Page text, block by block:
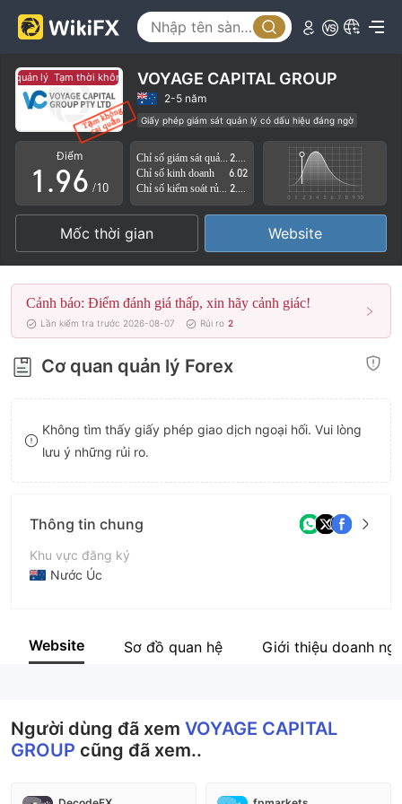
quản lý Tạm thời không có giám sát quản lýVOYAGE CAPITAL GROUP
2-5 năm
Giấy phép giám sát quản lý có dấu hiệu đáng ngờ
Lĩnh vực nghiệp vụ đáng ngờ
Nguy cơ rủi ro cao
Điểm
0
1
2
3
4
5
6
7
8
9
.
5
6
7
8
9
2
3
4
5
6
7
8
9
/10
Chỉ số kinh doanh
6.02
Mốc thời gian Website
Cảnh báo: Điểm đánh giá thấp, xin hãy cảnh giác!
Lần kiểm tra trước 2026-08-07 Rủi ro 2
Cơ quan quản lý Forex
Không tìm thấy giấy phép giao dịch ngoại hối. Vui lòng
lưu ý những rủi ro.
Thông tin chung
Khu vực đăng ký
Nước Úc
Tên công ty
Website Sơ đồ quan hệ Giới thiệu doanh
Người dùng đã xem VOYAGE CAPITAL
GROUP cũng đã xem..